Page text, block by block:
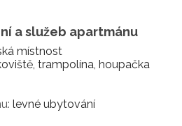
a služeb apartmánu
místnost
trampolína, houpačka
levné ubytování